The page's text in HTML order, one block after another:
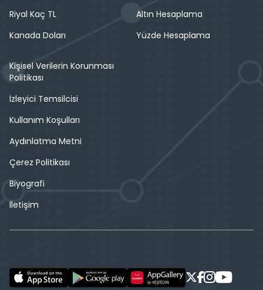
Riyal Kaç TL
Kanada Doları
Altın Hesaplama
Yüzde Hesaplama
Kişisel Verilerin Korunması
Politikası
İzleyici Temsilcisi
Kullanım Koşulları
Aydınlatma Metni
Çerez Politikası
Biyografi
İletişim